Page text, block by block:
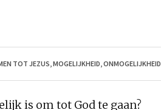
TOT JEZUS MOGELIJKHEID ONMOGELIJKHEID
is om tot God te gaan?